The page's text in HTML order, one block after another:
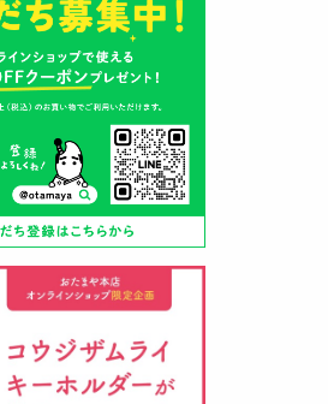
10日）
期新粕を低温でじっ
せて、とろり漬け込
りと引き出して出来
、お魚、お肉等の漬
ぞ・・・